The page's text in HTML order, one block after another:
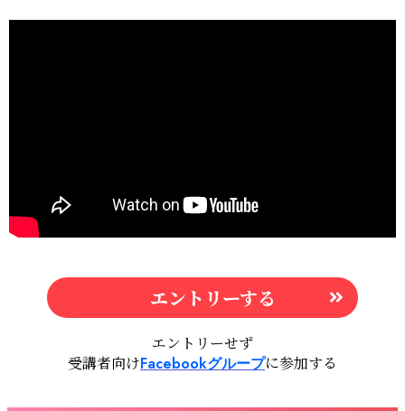
エントリーする
エントリーせず
受講者向けFacebookグループに参加する